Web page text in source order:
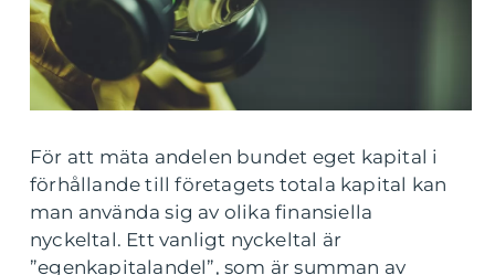
För att mäta andelen bundet eget kapital i
förhållande till företagets totala kapital kan
man använda sig av olika finansiella
nyckeltal. Ett vanligt nyckeltal är
”egenkapitalandel”, som är summan av